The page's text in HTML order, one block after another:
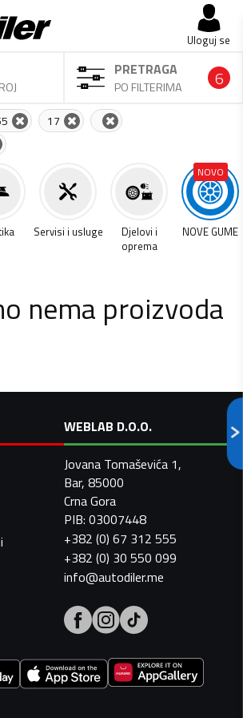
Uloguj se
PRETRAGA
PO FILTERIMA 6
17
Servisi i usluge
Djelovi i
oprema
NOVO
NOVE GUME
nema proizvoda
WEBLAB D.O.O.
Jovana Tomaševića 1,
Bar, 85000
Crna Gora
PIB: 03007448
+382 (0) 67 312 555
+382 (0) 30 550 099
info@autodiler.me